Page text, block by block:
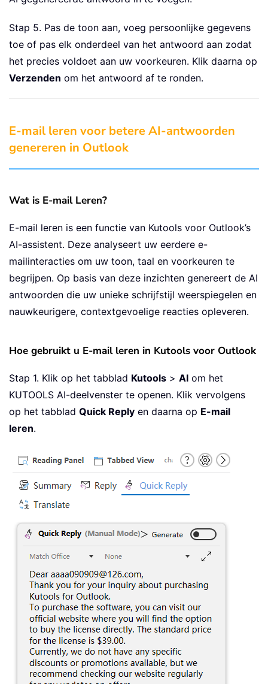
Stap 5. Pas de toon aan, voeg persoonlijke gegevens
toe of pas elk onderdeel van het antwoord aan zodat
het precies voldoet aan uw voorkeuren. Klik daarna op
Verzenden om het antwoord af te ronden.
E-mail leren voor betere AI-antwoorden
genereren in Outlook
Wat is E-mail Leren?
E-mail leren is een functie van Kutools voor Outlook’s
AI-assistent. Deze analyseert uw eerdere e-
mailinteracties om uw toon, taal en voorkeuren te
begrijpen. Op basis van deze inzichten genereert de AI
antwoorden die uw unieke schrijfstijl weerspiegelen en
nauwkeurigere, contextgevoelige reacties opleveren.
Hoe gebruikt u E-mail leren in Kutools voor Outlook
Stap 1. Klik op het tabblad Kutools > AI om het
KUTOOLS AI-deelvenster te openen. Klik vervolgens
op het tabblad Quick Reply en daarna op E-mail
leren.